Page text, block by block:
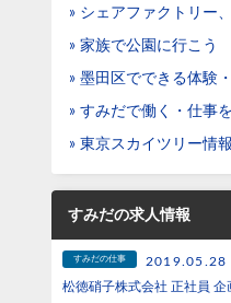
» シェアファクトリー
» 家族で公園に行こう
» 墨田区でできる体験
» すみだで働く・仕事
» 東京スカイツリー情報
すみだの求人情報
すみだの仕事
2019.05.28
松徳硝子株式会社 正社員 企